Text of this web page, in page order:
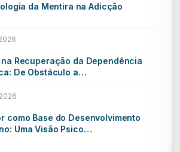
da Mentira na Adicção
na Recuperação da Dependência
De Obstáculo a…
como Base do Desenvolvimento
Uma Visão Psico…